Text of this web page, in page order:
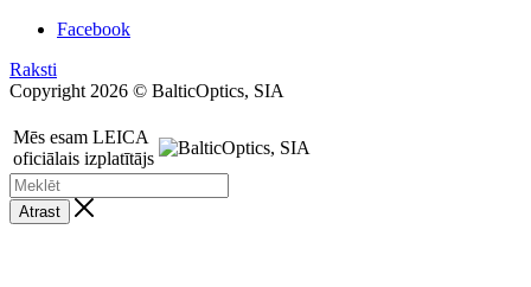
Facebook
Raksti
Copyright 2026 © BalticOptics, SIA
Mēs esam LEICA
oficiālais izplatītājs
Atrast